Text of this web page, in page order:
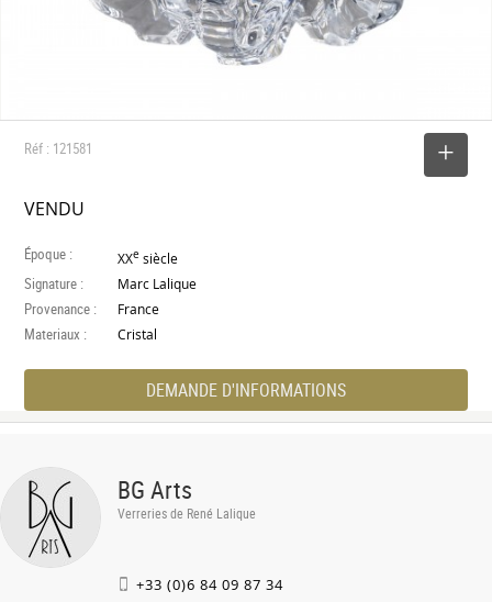
Réf : 121581
VENDU
Époque : XXe siècle
Signature : Marc Lalique
Provenance : France
Materiaux : Cristal
DEMANDE D'INFORMATIONS
BG Arts
Verreries de René Lalique
+33 (0)6 84 09 87 34